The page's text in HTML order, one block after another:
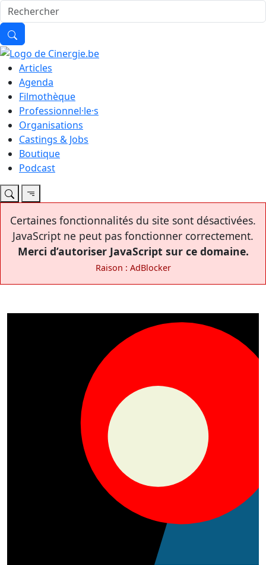
Articles
Agenda
Filmothèque
Professionnel·le·s
Organisations
Castings & Jobs
Boutique
Podcast
Certaines fonctionnalités du site sont désactivées.
JavaScript ne peut pas fonctionner correctement.
Merci d’autoriser JavaScript sur ce domaine.
Raison : AdBlocker